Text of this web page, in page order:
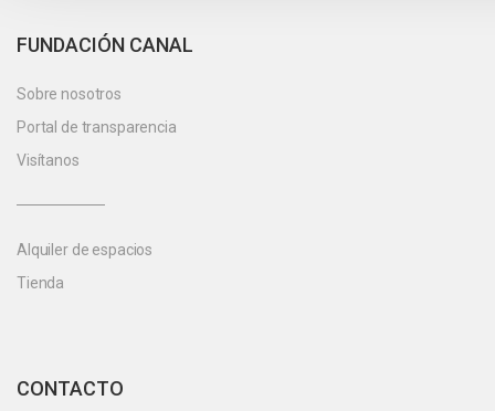
FUNDACIÓN CANAL
Sobre nosotros
Portal de transparencia
Visítanos
Alquiler de espacios
Tienda
CONTACTO